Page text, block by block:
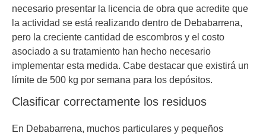
necesario presentar la licencia de obra que acredite que
la actividad se está realizando dentro de Debabarrena,
pero la creciente cantidad de escombros y el costo
asociado a su tratamiento han hecho necesario
implementar esta medida. Cabe destacar que existirá un
límite de 500 kg por semana para los depósitos.
Clasificar correctamente los residuos
En Debabarrena, muchos particulares y pequeños